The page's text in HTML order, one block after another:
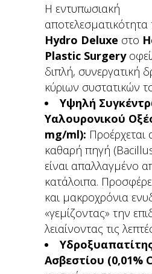
Η εντυπωσιακή
αποτελεσματικότητα
Hydro Deluxe στο
Plastic Surgery
διπλή, συνεργατική
κύριων συστατικών
Υψηλή
Υαλουρονικού
mg/ml): Προέρχεται
καθαρή πηγή
είναι απαλλαγμένο
κατάλοιπα.
και μακροχρόνια
«γεμίζοντας» την
λειαίνοντας τις
Ασβεστίου (0,01%